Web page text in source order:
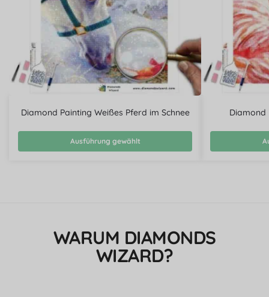
Diamond Painting Weißes Pferd im Schnee
Ausführung gewählt
Diamond
WARUM DIAMONDS
WIZARD?